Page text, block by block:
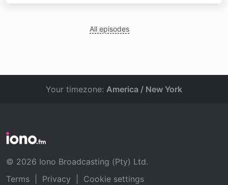
All episodes
Your timezone: America / New York
© 2026 Iono Broadcasting (Pty) Ltd.
Terms
Privacy Cookie settings